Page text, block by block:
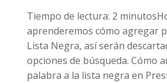
Tiempo de lectura: 2
aprenderemos cómo agregar
Lista Negra, así serán
opciones de búsqueda. Cómo
palabra a la lista negra en